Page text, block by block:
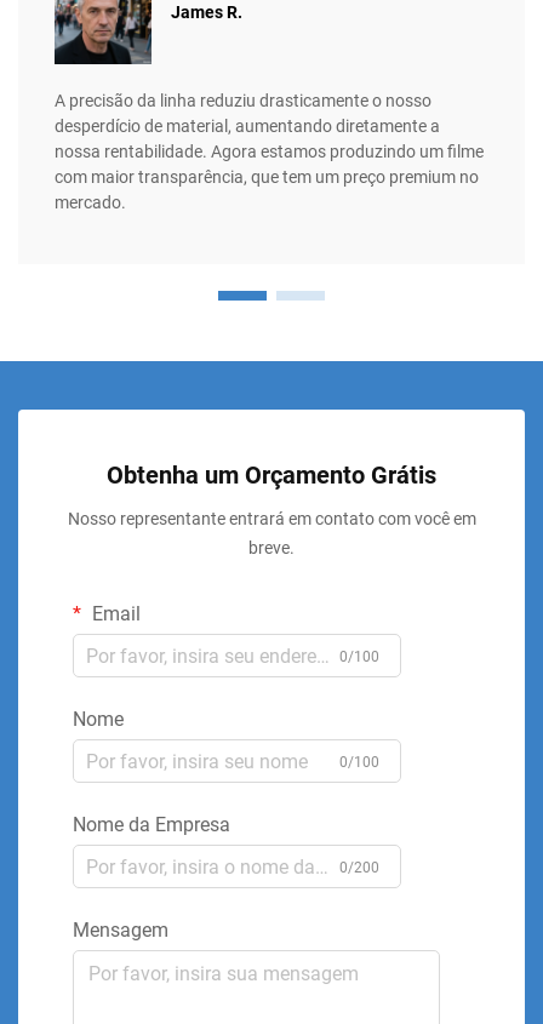
James R.
A precisão da linha reduziu drasticamente o nosso
desperdício de material, aumentando diretamente a
nossa rentabilidade. Agora estamos produzindo um filme
com maior transparência, que tem um preço premium no
mercado.
Obtenha um Orçamento Grátis
Nosso representante entrará em contato com você em
breve.
Email
0/100
Nome
0/100
Nome da Empresa
0/200
Mensagem